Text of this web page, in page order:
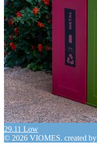
29.11 Low
© 2026 VIOMES. created by